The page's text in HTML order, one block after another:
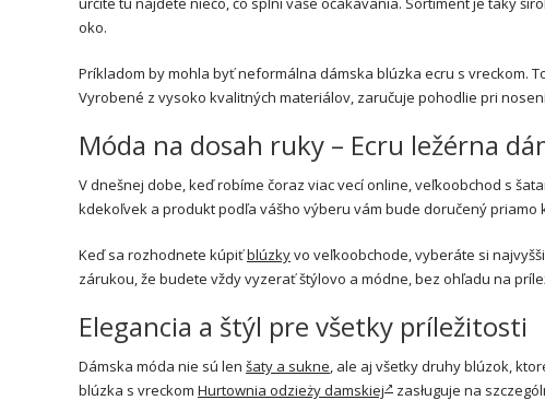
oko.
Príkladom by mohla byť neformálna dámska blúzka ecru s vreckom.
Vyrobené z vysoko kvalitných materiálov, zaručuje pohodlie pri
Móda na dosah ruky – Ecru ležérna
V dnešnej dobe, keď robíme čoraz viac vecí online, veľkoobchod s
kdekoľvek a produkt podľa vášho výberu vám bude doručený priamo
Keď sa rozhodnete kúpiťblúzkyvo veľkoobchode, vyberáte si
zárukou, že budete vždy vyzerať štýlovo a módne, bez ohľadu na
Elegancia a štýl pre všetky príležitosti
Dámska móda nie sú len šaty a sukne, ale aj všetky druhy blúzok,
blúzka s vreckom Hurtownia odzieży damskiej zasługuje na